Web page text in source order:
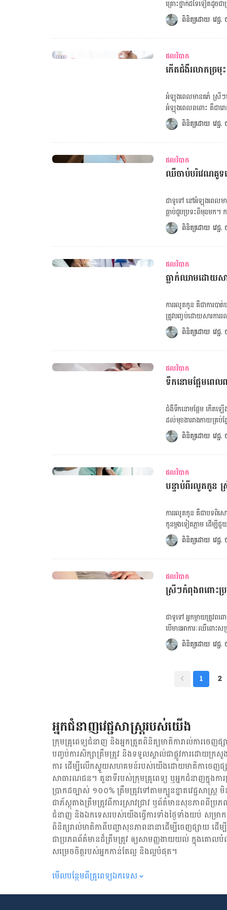
ហានិភ័យ​នៃ​ការ​រលាក​ផ្
បន្តួច ប៉ុន្តែមិនមែន​ជា​ជំងឺ​អ្វី​
ព្យាបាល​ប្រឆាំង​នឹង​ការ​ឆ
ឈាម​ក្នុង​សរសៃ​វែន​នៅ​ជើង ឬ​ស្ទះ​សរសៃ​
បញ្ហាទាំងនេះ កុំទាន់រួមដំណេក ស្បែកយារធ្លាក់ក្រោយសម្រាល សាកអនុវត្តតិចនិក ៥ នេះ
ដើមទ្រូងឡើងសរសៃខៀវខ្វាត់ខ្វែង ធ្វើម៉េចទើ
គ្រោះថ្នាក់​ដទៃ​ទៀត​ដូចជ
ជា​បញ្ហា​ផ្សេង​ៗ​ទៀត​ ប្
ពពោះ​ ​ម៉ាក់​ៗ​គប្បី​កំណត់​ឲ្
វេលា។ ហេតុអ្វី​ស្ត្រី​ពព
ហេតុ​​ផ្សេង​ៗ​ ហើយ​ការ​ក
ប្រសិទ្ធភាព​នៃ​ប្រព័ន្ធ​ភា
ខ្សោយ​ នឹង​​ងាយ​កើត​អាលែកហ្ស៊ី​ ​និង​ក្អក​។ គណនាថ្ងៃសម្រា
សំខាន់​ៗ​ទាំង​នេះ​រួម​មាន​៖ អាលែកហ្ស៊ី​៖ នៅ​ពេល​ដែល​ប្រព័ន្ធ​ភាព​ស៊ាំ​នៃ​រាងកាយ​ចុះ​ខ្សោយ​ ម៉ាក់​ៗ​នឹង​​ងាយ​
ប្រឈម​នឹង​​បញ្ហា​អាលែក
ដក​ដង្ហើម​ ឬ​ក្អក​ស្ងួត​។ ជំងឺ​ហឺត​៖ ប្រសិនបើ​ម៉ាក់​ៗ​មាន​​ជំងឺ​ហឺត​ ​គឺ​ងាយ​នឹង​កើត​មាន​អាការៈ​ក្អក​ស្ងួត​នៅ​អំឡុង​
ពេល​មាន​គភ៌​ណាស់​។ ជំងឺ​រលាក​ច្រមុះ​ ៖ ជំងឺ​​ពាក់ព័ន្ធ​នឹង​​ការ​មាន​គភ៌​ ដូចជា​​ជំងឺ​រលាក​ច្រមុះ​អាច​បណ្ដាល​ឲ្យ​ហើម​
អាស៊ីដ​ ឬ​ក្រហាយ​ទ្រូង​ គឺ​ជ
ដល់​ការ​ក្អក​ស្ងួត​ផង​ដែរ​។ រោគ​សញ្ញា​នៃ​ការ​ក្អក​ស្ងួត​ ​​មាន​រោគ​សញ្ញា​មួយ​ចំនួន​ដែល​នឹង​លេច​ឡើង​ នៅ​ពេល​ដែល​
ម៉ាក់​ៗ​​មាន​អាការៈ​ក្អក​ស្ងួត​។ ពិបាក​ដក​ដង្ហើម​ និង​តឹង​ច្រមុះ​ ក្អួត​ចង្អោរ​ គេង​មិន​លក់​ និង​ពិបាក​ក្នុង​ការ​គេង​ វិធី
សាស្ត្រ​ដោះស្រាយ​បញ្
និង​សារធាតុ​រ៉ែ។​ ពិត​ណ
ពិនិត្យដោយ វេជ្
ផលវិបាក
កើត​ជំងឺរលាកច្រមុ
អំឡុង​ពេល​មាន​គភ៌​ ស្រីៗ​យ
អំឡុង​ពេល​ពពោះ​ គឺ​ជា​រោ
ឡើយ​។​ ពិត​ណាស់​ ជំងឺ​រល
ជា​ច្រើន។​ អ្វី​ទៅ​ជា​ជំងឺ​រ
ដែល​មាន​រយៈពេល​​៦ ឬ​
និង​កើត​ឡើង​ជា​ញឹកញាប់​​នៅ​អំឡុង​​
ពេល​ណា​មួយ​ អំឡុង​ពេល​ព
សញ្ញា​នៃ​ជំងឺ​នេះ​មាន​ដូចជា​៖ កណ្ដាស់ តឹង​ច្រមុះ ហៀរ​សំបោរ តើ​ជំងឺ​រលាក​ច្រមុះ​​អំឡុង​ពេល​ពព
បណ្ដាល​ឲ្យ​មាន​វិបត្តិ​ដំ
លាស់​របស់​ទារក​។​ ចូរ​ពិ
គភ៌​ មាន​ស្រមុក​ ឬ​ភ្ញាក់​ពី​ដំណេក​ញឹកញាប់​នៅ​
ពេល​មាន​គភ៌ ក្នុង​ករណី​ខ្
កើន​ឡើង​ទៅ​​បរិវេណ​នៃ​រា
នេះ​ ក៏​អាច​បណ្ដាល​ឲ្យ​យ
បណ្តាល​មក​ពី​អាលែកហ្ស៊ី​
ករណី​ធម្មតា​នៃ​ជំងឺ​រលាក​ច្រមុះ​អំឡុង​ពេ
ព្យាបាល​ជំងឺ​រលាក​ច្រមុ
ពិនិត្យដោយ វេជ្
ផលវិបាក
ឈឺចាប់​បរិវេណ​គូ
ជា​ទូទៅ​ នៅ​អំឡុង​ពេល​មា
ធ្លាប់​ជួប​ប្រទះ​ពី​មុន​មក​។
កាយ​របស់​ម៉ាក់​​ៗ​ឆ្លងកាត់​
បណ្ដាល​មក​ពី​អ្វី​?​ ពិត​ណ
ហេតុ​ជា​ច្រើន។ ​មូលហេតុ​ទាំង​នេះ​រួម​មាន៖ ជំងឺ​រលាក​សរស
បាត ការ​កន្ត្រាក់ស្បូន ការ​ឈឺ​ចាប់​ជុំវិញ​​អាង​ត្រគាក ​ដោយ​សារ​តែ​មាន​មូលហេតុ​ផ្សេង​ៗ​គ្នា​ ដែល​ធ្វើ​ឲ្យ​ម៉ាក់​ៗ​កើត​
មាន​អាការៈ​ឈឺចាប់​​ត្រង់​
បាន​ការ​ព្យាបាល​ត្រឹមត្
អាច​នឹង​បាត់​ទៅ​វិញ​ជាមួយ​
គូទ​ អំឡុង​ពេល​មាន​គភ៌​ ​​ជា
អាច​សាកល្បង​ប្រើប្រាស់​វិធីសាស្ត្រ​ព្យាបាល​
Ointments សម្រាប់​ព្យាបាល​បញ្ហា​​រោ
ដើម្បី​កាត់បន្ថយ​ការ​ឈឺ​ច
នៅ​ផ្ទះ​ដោយ​ខ្លួន​ឯង​ ដើម្បី​
ពិនិត្យដោយ វេជ្
ផលវិបាក
ធ្លាក់​ឈាមដោយស
ការ​រលូត​កូន​ គឺ​ជា​ការ​ប
ត្រូវ​បញ្ចប់​ដោយ​សារ​ការ​
ទៀត​។ តើ​ការ​ធ្លាក់​ឈាម​ដោយ​សារ​រលូត​កូន​​មាន​សភាព​យ៉ាង​ម៉េច​? ​សញ្ញា​ទូទៅ​ភាគ​ច្រើន​នៃ​ការ​រលូត​កូន​គឺ​ធ្លាក់​
ឈាម​។​ វា​ក៏​អាច​រួម​ជាមួយ​
បំផុត​អាច​មាន​លក្ខណៈ​ខុស​
ពណ៌​ផ្កាឈូក​ថ្លា​។​ វា​អ
ស្រស់​ក្នុង​បរិមាណ​ច្រើន​។ គណនាថ្ងៃសម្រាលកូន គណនាទម្ងន់ស្ត្រីអំឡុងពពោះ ការ​ធ្លាក់​ឈាម​នេះ អាច​មាន​
លក្ខណៈ​ច្រើន និង​អាច​ធ្វ
។ ការ​រលូត​កូន​​នៅ​ពេល​ទើប​​ម
រលូត​នេះ​​ កើត​ឡើង​នៅ​
អាច​មើល​ឃើញ​ ឬ​មាន​
កំណក​ឈាម​ធំ​ៗ​មិន​ខាន​ ដ
វិភាគ​​ ជា​ពិសេស​ ប្រសិនបើ​យើ
tool-baby-poop-tool] ការ​ធ្លាក់​ឈាម​ដោយ​សារ​រលូត​កូន​ នឹង​ថយ​ចុះ​ បន្ទាប់​ពី​ជាលិកា​មាន​ផ្ទ
អស់​ ហើយ​វា​នឹង​បញ្ចប់​
បរិមាណ​ឈាម​ដែល​ធ្លាក់​ ចូរ​ពិគ្រោ
ពិនិត្យដោយ វេជ្
ផលវិបាក
ទឹក​នោម​ផ្អែម​ពេ
ជំងឺ​ទឹក​នោម​ផ្អែម​ កើត​ឡ
ដល់​មុខងារ​រាងកាយ​គ្រប់​ផ្
បាន​ល្អ​។ ចំណែក​ឯ​ជំងឺ​ទឹក​ន
ក្នុង​ឈាម​។​ របប​អាហារ​ និ
ផ្អែម​ពេល​ពពោះ។​ ពិត​ណ
ជំងឺ​ទឹក​នោម​ផ្អែម​ពេល​
ផល​ប៉ះពាល់​នៃ​ជំងឺ​បាក់​ទឹ
ទៅ​លើ​​ម៉ាក់​ៗ​ ទារក​ និង​គ្
ហើយ​ ការ​ព្យាបាល​ ការ​
សារសំខាន់​ណាស់​។ គណនាថ្ងៃសម្រាលកូន គណនាទម្ងន់ស្ត្រីអំឡុងពពោះ ជំងឺ​ទឹក​នោម​ផ្អែម​ពេល​ពពោះ អាច​
បង្កើន​ហានិភ័យ​នៃ​ជំងឺ​បា
ជំងឺ​បាក់​ទឹក​ចិត្ត​ និង​ជំងឺ​ទឹក​នោម​ផ្
កង្វះ​អាំងស៊ុយលីន​ ដែល​ចាំបាច់​ក្នុង​គ្
date] តើ​ជំងឺ​ទឹក​នោម​ផ្អែម​ពេល​ពពោះ គឺ​ជា​វិបត្តិ​ធ្ងន់ធ្ងរ​នៅ​អំឡុង​ពេល​​ពពោះ​? ខណៈ​ពេល​ដែល​ស្ត្រី​​ពពោះ​មាន​
ហានិភ័យ​ខ្ពស់​ក្នុង​ការវិវ
ផ្អែម​ពេល​ពពោះ ប៉ុន្ត
យ៉ាង​ណា​មិញ​ ក្នុង​ករណី​ដ
ភាព​ម្ដាយ​ និង​ទារក​
ហានិភ័យ​នៃ​ការ​កើត​ជំងឺ​
ពិនិត្យដោយ វេជ្
ផលវិបាក
បន្ទាប់​ពី​រលូត​កូន​
ការ​រលូត​កូន​ គឺ​ជា​បទពិស
កូន​ម្ដង​ទៀត​ភ្លាម ដើម្បី​
បាន​។​ តើ​យើង​គួរ​ចាប់ផ្
រដូវ​ឡើង​វិញ ដើម្បី​ងាយ​
រយៈពេល​សិន​ ពីព្រោះ​តែ​ស្ថានភាព​សុខភាព​របស់​
ការ​​មាន​គភ៌​នៅ​ក្នុង​រយ
ល្អ​។​ បន្ថែម​ពី​នេះ​ ការ​ម
វិបាក​ទាប​បំផុត​ នៅ​ពេល​មាន​ផ្ទៃ​ពោះ​បន្ទាប់​ផង​ដែរ​។
រលូត​កូន​នៅ​ពេល​ដែល​ចា
ក្រោយ​រលូត​។​ ប៉ុន្តែ​ បើ​រលូ
មក​រក​សភាព​ធម្មតា​វិញ​។
មាន​ផ្ទៃពោះ​ប្រកប​ដោយ​
សម្រាក​ឲ្យ​បាន​ច្រើន​ ញ៉ាំ​អាហារ​ដែល​មាន​តុល្យភាព​ និង​សុខភាព​ល្អ​ ហាត់ប្រាណ​ជា​ទៀងទាត់ កាត់បន្ថយ​កម្រិត​
ស្រ្តេស​ តើ​អ្នក​​ធ្លាប់​រលូត​កូន អាច​រលូត​ម្ដង​ទៀត​ដែរ​ឬ​ទេ? ​ទោះ​បី​ជា​យើង​ធ្លាប់​​រលូត​កូន​រួច​មក​ហើយ​ក្ដី​ ក៏​មិន​មាន​
អាស៊ីត​ហ្វូលិក​នៅ​ក្នុង​រា
ពិនិត្យដោយ វេជ្
ផលវិបាក
ស្រីៗ​កំពុង​ពពោះ​ប្រ
ជា​ទូទៅ ​អ្នក​ម្ដាយ​ត្រូវ​
បើ​មាន​អាការៈ​ឈឺ​ពោះ​ស
ទារក ​អាច​ប្រឈម​​គ្រោះ​ថ្នា
ណាស់​សម្រាប់​ម៉ាក់ៗ និងអ
គ្រឿង​ស្រវឹង​ ​ពេល​មាន​ផ្
មុនខែ - មាន​គភ៌​ក្រោយ​
- ធ្លាក់​ឈាម​តាម​ទ្វារ​
មាន​អាការៈ​ដូច​ចង់​គ្រុន​
ពោះ - ​ស្បូន​​កន្ត្រាក់រៀ
ពិនិត្យដោយ វេជ្
1 2
អ្នកជំនាញវេជ្ជសាស្ត្ររបស់យើង
ក្រុមគ្រូពេទ្យជំនាញ និង​អ្នក​ត្រួតពិនិត្យ​មាតិការាល់ការចេញផ្
បញ្ចប់ការសិក្សាត្រឹមត្រូវ និង​ទទួល​ស្គាល់​ជាផ្លូវការ​ដោយ​ក្រសួ
ការ ដើម្បីលើកស្ទួយ​សហគមន៍​របស់យើង​ដោយ​មាតិកា​ចេញផ្ស
សាធារណជន។ តួនាទីរបស់​ក្រុមគ្រូពេទ្យ ឬ​អ្នក​ជំនាញ​ក្នុងការ​
ប្រាកដ​ច្បាស់ ១០០% ត្រឹមត្រូវ​ទៅតាម​ក្បួនខ្នាតវេជ្ជសា
ជា​ភ័ស្តុតាង​ត្រឹមត្រូវ​ពី​ការ​ស្រាវជ្រាវ ឬ​ព័ត៌មាន​សុខភាព​ពី​ប្រភ
ជំនាញ និង​ឯកទេស​របស់យើង​ធ្វើការ​ទាំង​ថ្ងៃទាំងយប់ សម្រ
ពិនិត្យ​រាល់​មាតិកា​ពី​បញ្ហា​សុខភាព​នានា​ដើម្បី​ចេញ​ផ្សាយ ដ
ជា​ប្រភព​ព័ត៌មាន​ដ៏​ត្រឹមត្រូវ ឲ្យសាមញ្ញ​ងាយយល់ ក្នុងគោ
សម្រេចចិត្ត​របស់​អ្នក​កាន់តែ​ល្អ និង​ល្អ​បំផុត។
មើល​បន្ថែម​ពី​គ្រូពេទ្យ​ឯកទេស